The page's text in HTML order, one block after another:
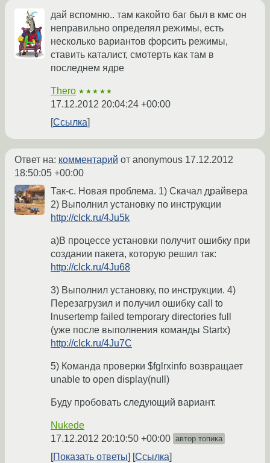
дай вспомню.. там какойто баг был в кмс он
неправильно определял режимы, есть
несколько вариантов форсить режимы,
ставить каталист, смотерть как там в
последнем ядре
Thero ★★★★★
17.12.2012 20:04:24 +00:00
Ссылка
Ответ на: комментарий от anonymous 17.12.2012
18:50:05 +00:00
Так-с. Новая проблема. 1) Скачал драйвера
2) Выполнил установку по инструкции
http://clck.ru/4Ju5k
а)В процессе установки получит ошибку при
создании пакета, которую решил так:
http://clck.ru/4Ju68
3) Выполнил установку, по инструкции. 4)
Перезагрузил и получил ошибку call to
lnusertemp failed temporary directories full
(уже после выполнения команды Startx)
http://clck.ru/4Ju7C
5) Команда проверки $fglrxinfo возвращает
unable to open display(null)
Буду пробовать следующий вариант.
Nukede
17.12.2012 20:10:50 +00:00 автор топика
Показать ответы Ссылка